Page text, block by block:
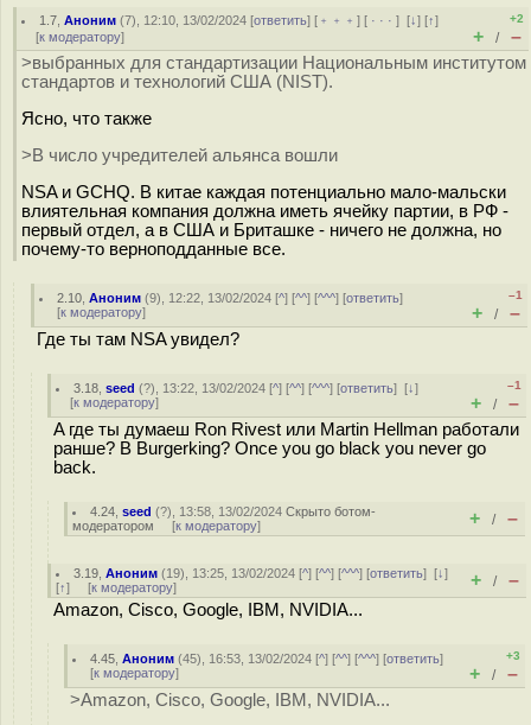
1.7 ,Аноним (7), 12:10, 13/02/2024 [ответить] [ ﹢﹢﹢] [ · · ·][↓] [↑]
[к модератору]
+2
+ / –
>выбранных для стандартизации Национальным институтом
стандартов и технологий США (NIST).
Ясно, что также
>В число учредителей альянса вошли
NSA и GCHQ. В китае каждая потенциально мало-мальски
влиятельная компания должна иметь ячейку партии, в РФ -
первый отдел, а в США и Бриташке - ничего не должна, но
почему-то верноподданные все.
2.10 ,Аноним (9), 12:22, 13/02/2024 [^] [^^] [^^^] [ответить]
[к модератору]
–1
+ / –
Где ты там NSA увидел?
3.18 ,seed (?), 13:22, 13/02/2024 [^] [^^] [^^^] [ответить][↓]
[к модератору]
–1
+ / –
A где ты думаеш Ron Rivest или Martin Hellman работали
ранше? В Burgerking? Once you go black you never go
back.
4.24 ,seed (?), 13:58, 13/02/2024Скрыто ботом-
модератором [к модератору] + / –
3.19 ,Аноним (19), 13:25, 13/02/2024 [^] [^^] [^^^] [ответить][↓]
[↑] [к модератору] + / –
Amazon, Cisco, Google, IBM, NVIDIA...
4.45 ,Аноним (45), 16:53, 13/02/2024 [^] [^^] [^^^] [ответить]
[к модератору]
+3
+ / –
>Amazon, Cisco, Google, IBM, NVIDIA...